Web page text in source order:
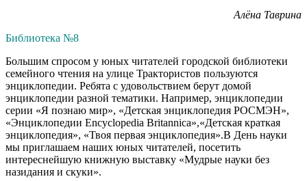
Алёна Таврина
Библиотека №8
Большим спросом у юных читателей городской библиотеки
семейного чтения на улице Трактористов пользуются
энциклопедии. Ребята с удовольствием берут домой
энциклопедии разной тематики. Например, энциклопедии
серии «Я познаю мир», «Детская энциклопедия РОСМЭН»,
«Энциклопедии Encyclopedia Britannica»,«Детская краткая
энциклопедия», «Твоя первая энциклопедия».В День науки
мы приглашаем наших юных читателей, посетить
интереснейшую книжную выставку «Мудрые науки без
назидания и скуки».